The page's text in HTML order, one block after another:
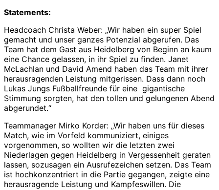
Statements:
Headcoach Christa Weber: „Wir haben ein super Spiel
gemacht und unser ganzes Potenzial abgerufen. Das
Team hat dem Gast aus Heidelberg von Beginn an kaum
eine Chance gelassen, in ihr Spiel zu finden. Janet
McLachlan und David Amend haben das Team mit ihrer
herausragenden Leistung mitgerissen. Dass dann noch
Lukas Jungs Fußballfreunde für eine gigantische
Stimmung sorgten, hat den tollen und gelungenen Abend
abgerundet.“
Teammanager Mirko Korder: „Wir haben uns für dieses
Match, wie im Vorfeld kommuniziert, einiges
vorgenommen, so wollten wir die letzten zwei
Niederlagen gegen Heidelberg in Vergessenheit geraten
lassen, sozusagen ein Ausrufezeichen setzen. Das Team
ist hochkonzentriert in die Partie gegangen, zeigte eine
herausragende Leistung und Kampfeswillen. Die